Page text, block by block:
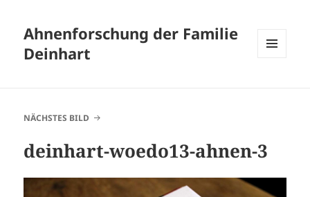
Ahnenforschung der Familie
Deinhart
NÄCHSTES BILD
deinhart-woedo13-ahnen-3